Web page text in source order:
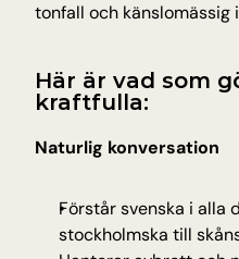
tonfall och känslomässig
Här är vad som
kraftfulla:
Naturlig konversation
Förstår svenska i alla
stockholmska till